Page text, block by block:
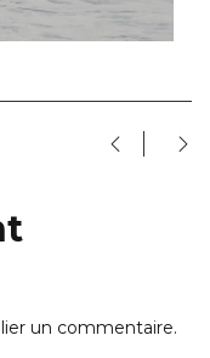
un commentaire.